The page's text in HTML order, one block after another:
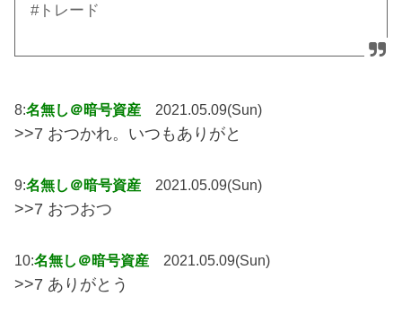
#トレード
8:名無し＠暗号資産 2021.05.09(Sun)
>>7 おつかれ。いつもありがと
9:名無し＠暗号資産 2021.05.09(Sun)
>>7 おつおつ
10:名無し＠暗号資産 2021.05.09(Sun)
>>7 ありがとう